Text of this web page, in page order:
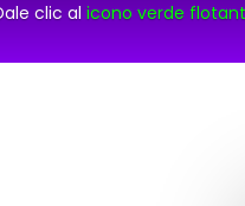
clic al icono verde